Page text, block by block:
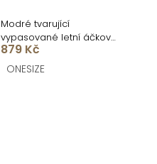
Modré tvarující
vypasované letní áčkové
midi šaty VORTA
879 Kč
ONESIZE